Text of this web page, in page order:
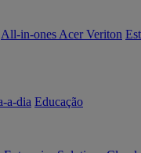
All-in-ones Acer Veriton
a-dia Educação